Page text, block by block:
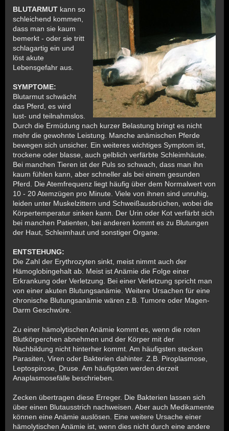
BLUTARMUT kann so
schleichend kommen,
dass man sie kaum
bemerkt - oder sie tritt
schlagartig ein und
löst akute
Lebensgefahr aus.
SYMPTOME:
Blutarmut schwächt
das Pferd, es wird
lust- und teilnahmslos.
Durch die Ermüdung nach kurzer Belastung bringt es nicht
mehr die gewohnte Leistung. Manche anämischen Pferde
bewegen sich unsicher. Ein weiteres wichtiges Symptom ist,
trockene oder blasse, auch gelblich verfärbte Schleimhäute.
Bei manchen Tieren ist der Puls so schwach, dass man ihn
kaum fühlen kann, aber schneller als bei einem gesunden
Pferd. Die Atemfrequenz liegt häufig über dem Normalwert von
10 - 20 Atemzügen pro Minute. Viele von ihnen sind unruhig,
leiden unter Muskelzittern und Schweißausbrüchen, wobei die
Körpertemperatur sinken kann. Der Urin oder Kot verfärbt sich
bei manchen Patienten, bei anderen kommt es zu Blutungen
der Haut, Schleimhaut und sonstiger Organe.
ENTSTEHUNG:
Die Zahl der Erythrozyten sinkt, meist nimmt auch der
Hämoglobingehalt ab. Meist ist Anämie die Folge einer
Erkrankung oder Verletzung. Bei einer Verletzung spricht man
von einer akuten Blutungsanämie. Weitere Ursachen für eine
chronische Blutungsanämie wären z.B. Tumore oder Magen-
Darm Geschwüre.
Zu einer hämolytischen Anämie kommt es, wenn die roten
Blutkörperchen abnehmen und der Körper mit der
Nachbildung nicht hinterher kommt. Am häufigsten stecken
Parasiten, Viren oder Bakterien dahinter. Z.B. Piroplasmose,
Leptospirose, Druse. Am häufigsten werden derzeit
Anaplasmosefälle beschrieben.
Zecken übertragen diese Erreger. Die Bakterien lassen sich
über einen Blutausstrich nachweisen. Aber auch Medikamente
können eine Anämie auslösen. Eine weitere Ursache einer
hämolytischen Anämie ist, wenn dies nicht durch eine andere